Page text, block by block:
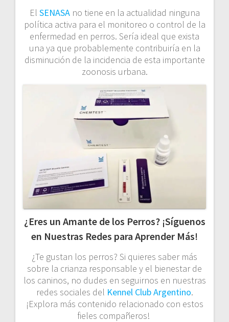
El SENASAno tiene en la actualidad ninguna
política activa para el monitoreo o control de la
enfermedad en perros. Sería ideal que exista
una ya que probablemente contribuiría en la
disminución de la incidencia de esta importante
zoonosis urbana.
¿Eres un Amante de los Perros? ¡Síguenos
en Nuestras Redes para Aprender Más!
¿Te gustan los perros? Si quieres saber más
sobre la crianza responsable y el bienestar de
los caninos, no dudes en seguirnos en nuestras
redes sociales del Kennel Club Argentino.
¡Explora más contenido relacionado con estos
fieles compañeros!